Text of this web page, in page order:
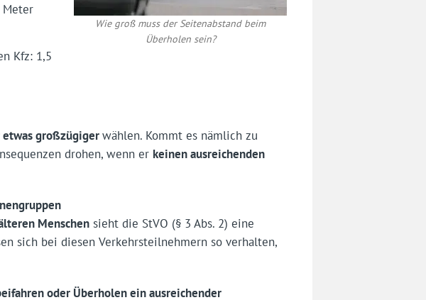
Wie groß muss der Seitenabstand beim
Überholen sein?
Kfz: 1,5
großzügigerwählen. Kommt es nämlich zu
drohen, wenn er keinen ausreichenden
Menschensieht die StVO (§ 3 Abs. 2) eine
sich bei diesen Verkehrsteilnehmern so verhalten,
oder Überholen ein ausreichender